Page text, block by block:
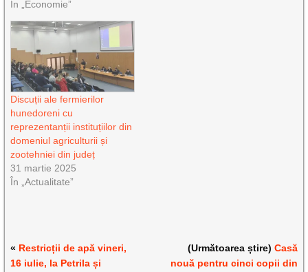
În „Economie”
Discuții ale fermierilor
hunedoreni cu
reprezentanții instituțiilor din
domeniul agriculturii și
zootehniei din județ
31 martie 2025
În „Actualitate”
« Restricții de apă vineri,
16 iulie, la Petrila și
(Următoarea știre) Casă
nouă pentru cinci copii din